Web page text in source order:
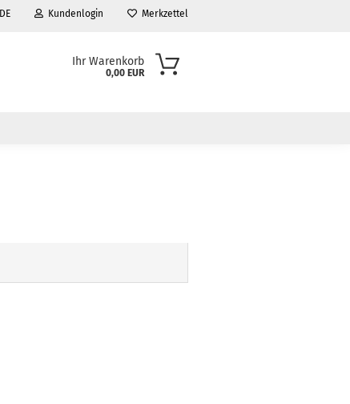
DE Kundenlogin Merkzettel
Ihr Warenkorb
0,00 EUR